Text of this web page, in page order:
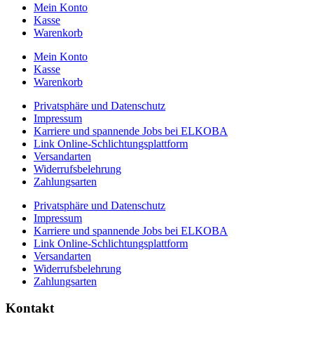
Mein Konto
Kasse
Warenkorb
Mein Konto
Kasse
Warenkorb
Privatsphäre und Datenschutz
Impressum
Karriere und spannende Jobs bei ELKOBA
Link Online-Schlichtungsplattform
Versandarten
Widerrufsbelehrung
Zahlungsarten
Privatsphäre und Datenschutz
Impressum
Karriere und spannende Jobs bei ELKOBA
Link Online-Schlichtungsplattform
Versandarten
Widerrufsbelehrung
Zahlungsarten
Kontakt